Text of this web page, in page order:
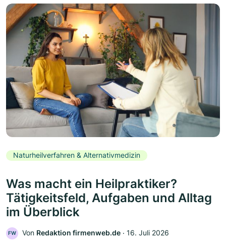
Naturheilverfahren & Alternativmedizin
Was macht ein Heilpraktiker?
Tätigkeitsfeld, Aufgaben und Alltag
im Überblick
FW Von Redaktion firmenweb.de ‧ 16. Juli 2026